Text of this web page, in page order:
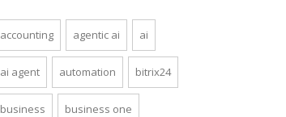
accounting agentic ai ai
ai agent automation bitrix24
business business one